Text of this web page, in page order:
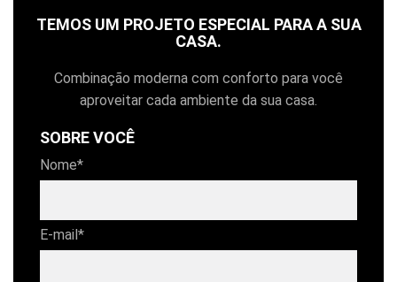
TEMOS UM PROJETO ESPECIAL PARA A SUA
CASA.
Combinação moderna com conforto para você
aproveitar cada ambiente da sua casa.
SOBRE VOCÊ
Nome*
E-mail*